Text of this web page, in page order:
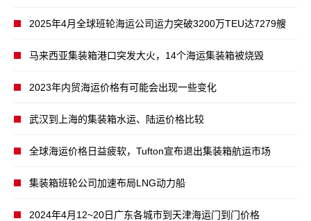
2025年4月全球班轮海运公司运力突破3200万TEU达7279艘
马来西亚集装箱港口突发大火，14个海运集装箱被烧毁
2023年内贸海运价格有可能会出现一些变化
武汉到上海的集装箱水运、陆运价格比较
全球海运价格日益疲软，Tufton宣布退出集装箱航运市场
集装箱班轮公司加速布局LNG动力船
2024年4月12~20日广东各城市到天津海运门到门价格